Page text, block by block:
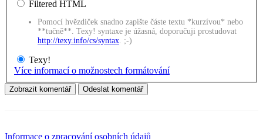
Filtered HTML
Pomocí hvězdiček snadno zapište částe textu *kurzívou* nebo
**tučně**. Texy! syntaxe je úžasná, doporučuji prostudovat
http://texy.info/cs/syntax. ;-)
Texy!
Více informací o možnostech formátování
Informace o zpracování osobních údajů